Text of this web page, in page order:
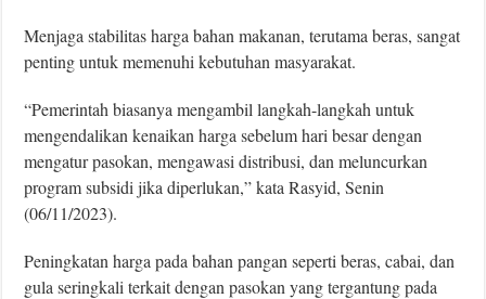
Menjaga stabilitas harga bahan makanan, terutama beras, sangat
penting untuk memenuhi kebutuhan masyarakat.
“Pemerintah biasanya mengambil langkah-langkah untuk
mengendalikan kenaikan harga sebelum hari besar dengan
mengatur pasokan, mengawasi distribusi, dan meluncurkan
program subsidi jika diperlukan,” kata Rasyid, Senin
(06/11/2023).
Peningkatan harga pada bahan pangan seperti beras, cabai, dan
gula seringkali terkait dengan pasokan yang tergantung pada